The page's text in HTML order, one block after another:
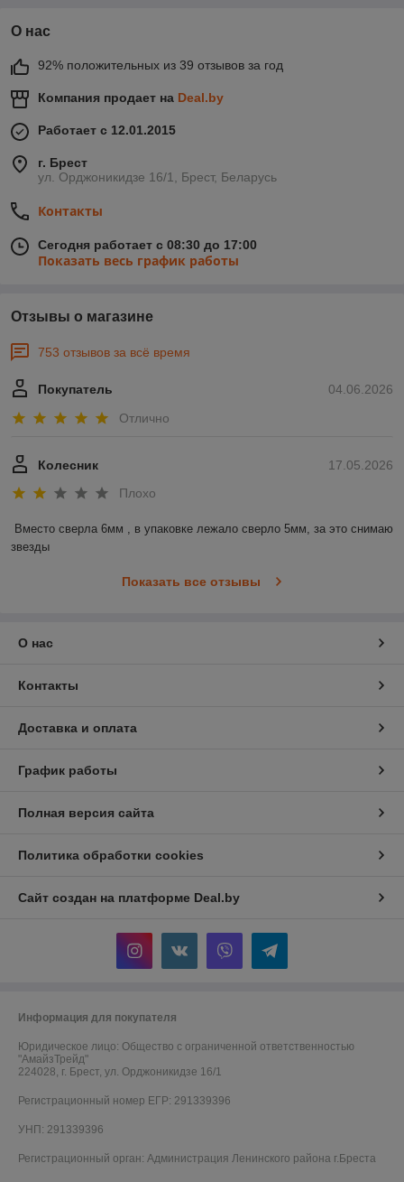
О нас
92% положительных из 39 отзывов за год
Компания продает на Deal.by
Работает с 12.01.2015
г. Брест
ул. Орджоникидзе 16/1, Брест, Беларусь
Контакты
Сегодня работает с 08:30 до 17:00
Показать весь график работы
Отзывы о магазине
753 отзывов за всё время
04.06.2026
Покупатель
Отлично
17.05.2026
Колесник
Плохо
Вместо сверла 6мм , в упаковке лежало сверло 5мм, за это снимаю
звезды
Показать все отзывы
О нас
Контакты
Доставка и оплата
График работы
Полная версия сайта
Политика обработки cookies
Сайт создан на платформе Deal.by
Информация для покупателя
Юридическое лицо: Общество с ограниченной ответственностью
"АмайзТрейд"
224028, г. Брест, ул. Орджоникидзе 16/1
Регистрационный номер ЕГР: 291339396
УНП: 291339396
Регистрационный орган: Администрация Ленинского района г.Бреста